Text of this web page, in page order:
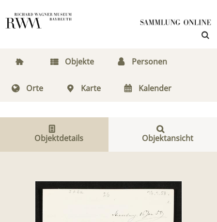
Objekte Personen
Orte Karte Kalender
Objektdetails Objektansicht